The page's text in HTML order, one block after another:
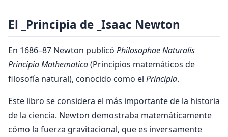
El _Principia de _Isaac Newton
En 1686–87 Newton publicó Philosophae Naturalis
Principia Mathematica(Principios matemáticos de
filosofía natural), conocido como el Principia.
Este libro se considera el más importante de la historia
de la ciencia. Newton demostraba matemáticamente
cómo la fuerza gravitacional, que es inversamente